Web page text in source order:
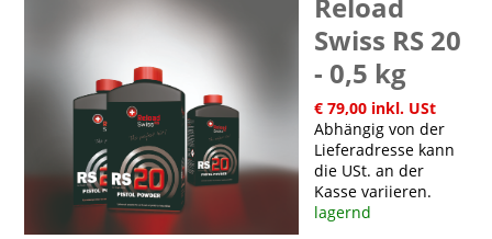
Reload
Swiss RS 20
- 0,5 kg
€ 79,00 inkl. USt
Abhängig von der
Lieferadresse kann
die USt. an der
Kasse variieren.
lagernd